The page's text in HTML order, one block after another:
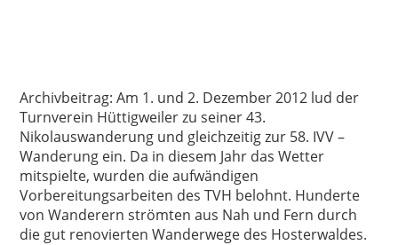
Archivbeitrag: Am 1. und 2. Dezember 2012 lud der
Turnverein Hüttigweiler zu seiner 43.
Nikolauswanderung und gleichzeitig zur 58. IVV –
Wanderung ein. Da in diesem Jahr das Wetter
mitspielte, wurden die aufwändigen
Vorbereitungsarbeiten des TVH belohnt. Hunderte
von Wanderern strömten aus Nah und Fern durch
die gut renovierten Wanderwege des Hosterwaldes.